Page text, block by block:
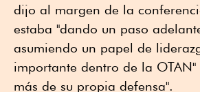
dijo al margen de la
estaba "dando un paso
asumiendo un papel de
importante dentro de la OTAN"
más de su propia defensa".